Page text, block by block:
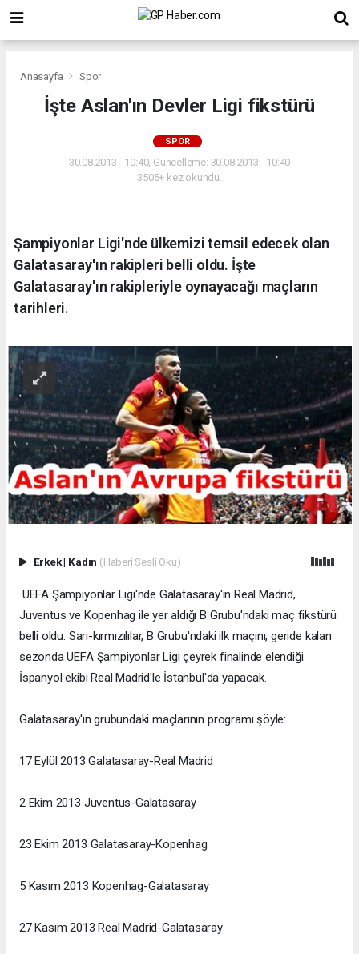
Anasayfa Spor
İşte Aslan'ın Devler Ligi fikstürü
SPOR
30.08.2013 - 10:40, Güncelleme: 30.08.2013 - 10:40
3505+ kez okundu.
Şampiyonlar Ligi'nde ülkemizi temsil edecek olan
Galatasaray'ın rakipleri belli oldu. İşte
Galatasaray'ın rakipleriyle oynayacağı maçların
tarihleri.
Erkek| Kadın (Haberi Sesli Oku)
UEFA Şampiyonlar Ligi'nde Galatasaray'ın Real Madrid,
Juventus ve Kopenhag ile yer aldığı B Grubu'ndaki maç fikstürü
belli oldu. Sarı-kırmızılılar, B Grubu'ndaki ilk maçını, geride kalan
sezonda UEFA Şampiyonlar Ligi çeyrek finalinde elendiği
İspanyol ekibi Real Madrid'le İstanbul'da yapacak.
Galatasaray'ın grubundaki maçlarının programı şöyle:
17 Eylül 2013 Galatasaray-Real Madrid
2 Ekim 2013 Juventus-Galatasaray
23 Ekim 2013 Galatasaray-Kopenhag
5 Kasım 2013 Kopenhag-Galatasaray
27 Kasım 2013 Real Madrid-Galatasaray